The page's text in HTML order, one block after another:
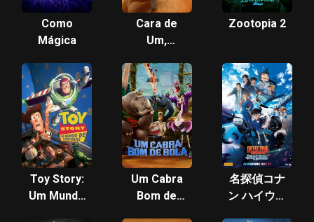
Como
Mágica
Cara de
Um,
Outro
Zootopia 2
Toy Story:
Um Mundo
Um Cabra
Bom de
名探偵コナ
ン ハイウェ